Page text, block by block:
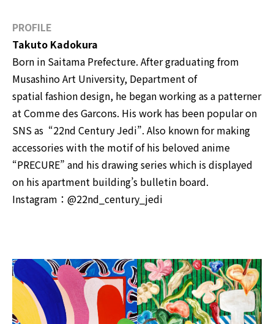
PROFILE
Takuto Kadokura
Born in Saitama Prefecture. After graduating from
Musashino Art University, Department of
spatial fashion design, he began working as a patterner
at Comme des Garcons. His work has been popular on
SNS as “22nd Century Jedi”. Also known for making
accessories with the motif of his beloved anime
“PRECURE” and his drawing series which is displayed
on his apartment building’s bulletin board.
Instagram： @22nd_century_jedi